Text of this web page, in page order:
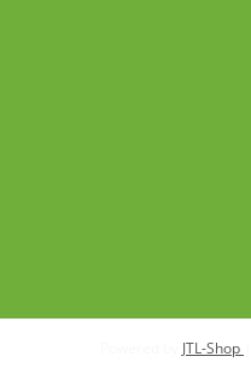
JTL-Shop